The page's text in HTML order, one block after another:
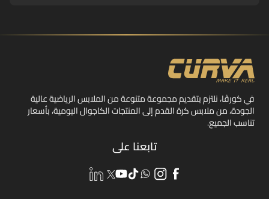
في كورڤا، نلتزم بتقديم مجموعة متنوعة من الملابس الرياضية عالية
الجودة، من ملابس كرة القدم إلى المنتجات الكاجوال اليومية، بأسعار
تناسب الجميع.
تابعنا على